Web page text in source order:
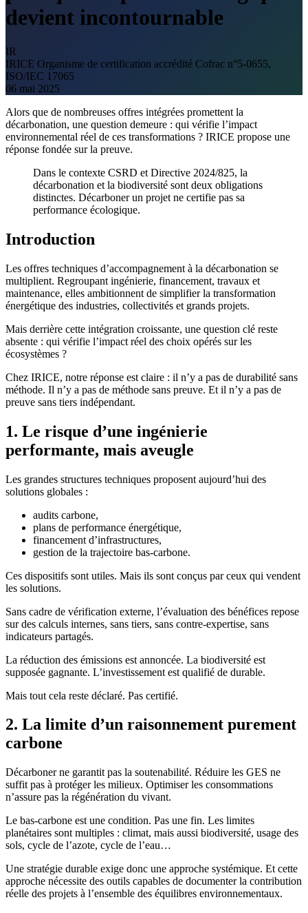
devient incontournable
IR
IRICE Organisme de certification accrédité Cofrac n°5-0655,
ISO/IEC 17065
06 mai 2025
Alors que de nombreuses offres intégrées promettent la
décarbonation, une question demeure : qui vérifie l’impact
environnemental réel de ces transformations ? IRICE propose une
réponse fondée sur la preuve.
Dans le contexte CSRD et Directive 2024/825, la
décarbonation et la biodiversité sont deux obligations
distinctes. Décarboner un projet ne certifie pas sa
performance écologique.
Introduction
Les offres techniques d’accompagnement à la décarbonation se
multiplient. Regroupant ingénierie, financement, travaux et
maintenance, elles ambitionnent de simplifier la transformation
énergétique des industries, collectivités et grands projets.
Mais derrière cette intégration croissante, une question clé reste
absente : qui vérifie l’impact réel des choix opérés sur les
écosystèmes ?
Chez IRICE, notre réponse est claire : il n’y a pas de durabilité sans
méthode. Il n’y a pas de méthode sans preuve. Et il n’y a pas de
preuve sans tiers indépendant.
1. Le risque d’une ingénierie
performante, mais aveugle
Les grandes structures techniques proposent aujourd’hui des
solutions globales :
audits carbone,
plans de performance énergétique,
financement d’infrastructures,
gestion de la trajectoire bas-carbone.
Ces dispositifs sont utiles. Mais ils sont conçus par ceux qui vendent
les solutions.
Sans cadre de vérification externe, l’évaluation des bénéfices repose
sur des calculs internes, sans tiers, sans contre-expertise, sans
indicateurs partagés.
La réduction des émissions est annoncée. La biodiversité est
supposée gagnante. L’investissement est qualifié de durable.
Mais tout cela reste déclaré. Pas certifié.
2. La limite d’un raisonnement purement
carbone
Décarboner ne garantit pas la soutenabilité. Réduire les GES ne
suffit pas à protéger les milieux. Optimiser les consommations
n’assure pas la régénération du vivant.
Le bas-carbone est une condition. Pas une fin. Les limites
planétaires sont multiples : climat, mais aussi biodiversité, usage des
sols, cycle de l’azote, cycle de l’eau…
Une stratégie durable exige donc une approche systémique. Et cette
approche nécessite des outils capables de documenter la contribution
réelle des projets à l’ensemble des équilibres environnementaux.